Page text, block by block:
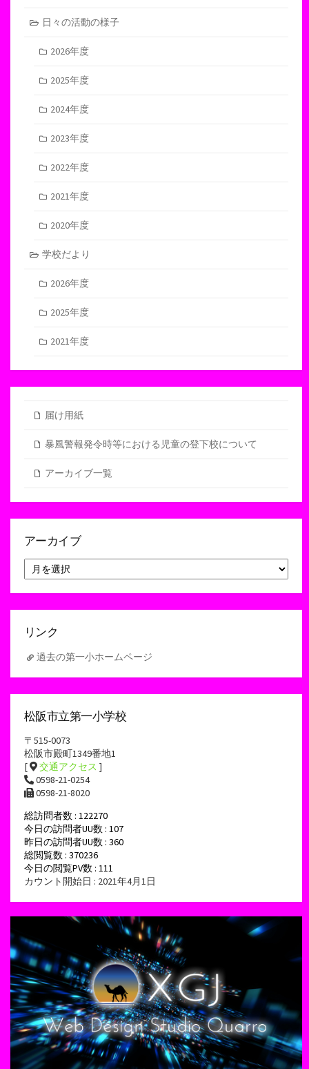
日々の活動の様子
2026年度
2025年度
2024年度
2023年度
2022年度
2021年度
2020年度
学校だより
2026年度
2025年度
2021年度
届け用紙
暴風警報発令時等における児童の登下校について
アーカイブ一覧
アーカイブ
ー
カ
リンク
過去の第一小ホームページ
松阪市立第一小学校
〒515-0073
松阪市殿町1349番地1
[
交通アクセス ]
0598-21-0254
0598-21-8020
総訪問者数 : 122270
今日の訪問者UU数 : 107
昨日の訪問者UU数 : 360
総閲覧数 : 370236
今日の閲覧PV数 : 111
カウント開始日 : 2021年4月1日